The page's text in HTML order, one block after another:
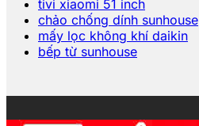
tivi xiaomi 51 inch
chảo chống dính sunhouse
mấy lọc không khí daikin
bếp từ sunhouse